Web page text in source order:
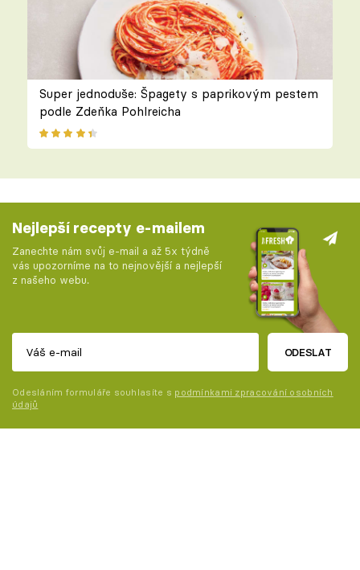
Super jednoduše: Špagety s paprikovým pestem
podle Zdeňka Pohlreicha
Nejlepší recepty e-mailem
Zanechte nám svůj e-mail a až 5x týdně
vás upozorníme na to nejnovější a nejlepší
z našeho webu.
ODESLAT
Odesláním formuláře souhlasíte s podmínkami zpracování osobních
údajů